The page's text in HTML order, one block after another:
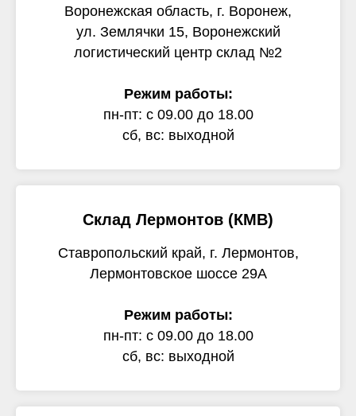
Воронежская область, г. Воронеж,
ул. Землячки 15, Воронежский
логистический центр склад №2
Режим работы:
пн-пт: с 09.00 до 18.00
сб, вс: выходной
Склад Лермонтов (КМВ)
Ставропольский край, г. Лермонтов,
Лермонтовское шоссе 29А
Режим работы:
пн-пт: с 09.00 до 18.00
сб, вс: выходной